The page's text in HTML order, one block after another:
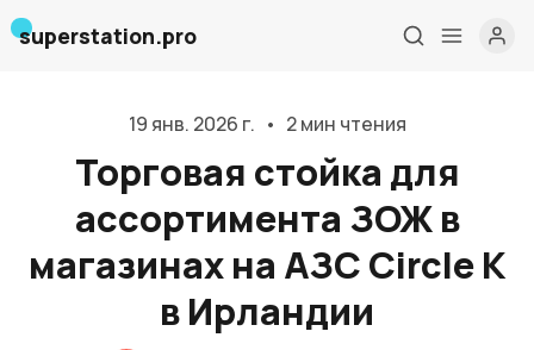
Главная
superstation.pro
19 янв. 2026 г. • 2 мин чтения
Торговая стойка для
ассортимента ЗОЖ в
магазинах на АЗС Circle K
в Ирландии